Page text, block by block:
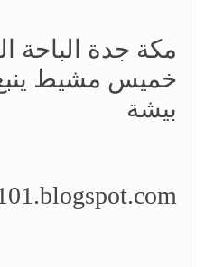
مكة جدة الباحة
خميس مشيط ينبع
بيشة